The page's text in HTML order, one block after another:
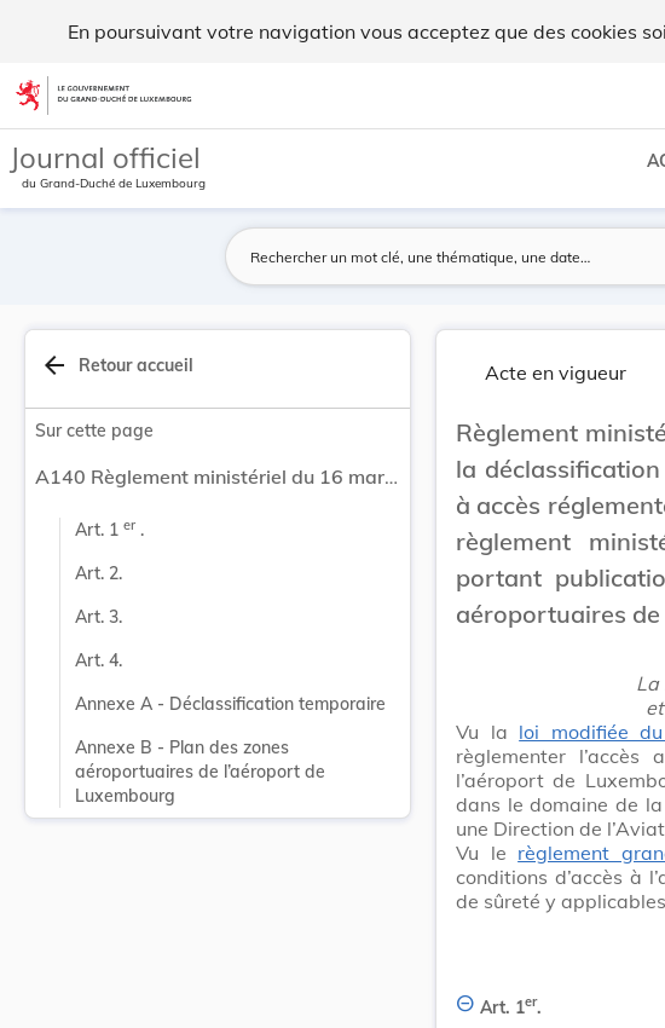
En poursuivant votre navigation vous acceptez que des cookies
Aller au contenu
Journal officiel
du Grand-Duché de Luxembourg
arrow_back Retour accueil
Sur cette page
A140 Règlement ministériel du 16 mars 2026 concernant la déclassification temporaire d’une zone de sûreté à accès réglementé en zone publique et modifiant le règlement ministériel modifié du 3 juillet 2023 portant publication du plan des zones de sûreté aéroportuaires de l’aéroport de Luxembourg.
Art. 1 er .
Art. 2.
Art. 3.
Art. 4.
Annexe A - Déclassification temporaire
Annexe B - Plan des zones
aéroportuaires de l’aéroport de
Luxembourg
Acte en vigueur
Règlement
la
à accès
règlement
portant
aéroportuaires
La
Vu la loi modifiée
règlementer l’accès
l’aéroport de
dans le domaine de
une Direction de
Vu le règlement
conditions d’accès à
de sûreté y
Art. 1er.